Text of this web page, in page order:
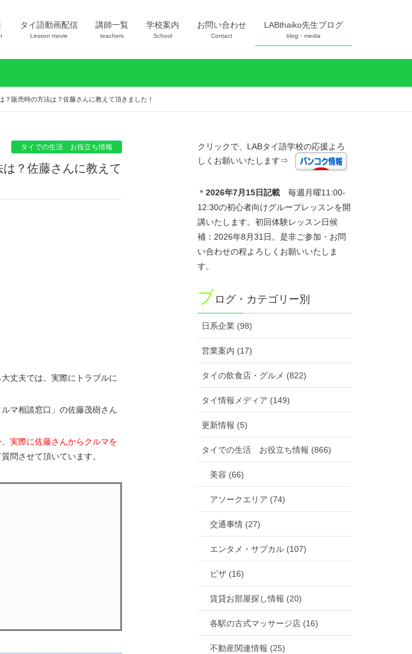
タイ語動画配信
Lesson movie
講師一覧
teachers
学校案内
School
お問い合わせ
Contact
LABthaiko先生ブログ
blog・media
販売時の方法は？佐藤さんに教えて頂きました！
タイでの生活 お役立ち情報
？佐藤さんに教えて
丈夫では、実際にトラブルに
マ相談窓口」の佐藤茂樹さん
実際に佐藤さんからクルマを
問させて頂いています。
クリックで、LABタイ語学校の応援よろ
しくお願いいたします⇒
＊ 2026年7月15日記載毎週月曜11:00-
12:30の初心者向けグループレッスンを開
講いたします。初回体験レッスン日候
補：2026年8月31日。是非ご参加・お問
い合わせの程よろしくお願いいたしま
す。
ブログ・カテゴリー別
日系企業 (98)
営業案内 (17)
タイの飲食店・グルメ (822)
タイ情報メディア (149)
更新情報 (5)
タイでの生活 お役立ち情報 (866)
美容 (66)
アソークエリア (74)
交通事情 (27)
エンタメ・サブカル (107)
ビザ (16)
賃貸お部屋探し情報 (20)
各駅の古式マッサージ店 (16)
不動産関連情報 (25)